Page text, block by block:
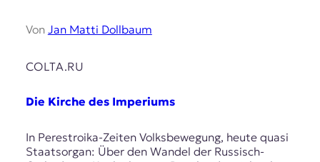
Von Jan Matti Dollbaum
COLTA.RU
Die Kirche des Imperiums
In Perestroika-Zeiten Volksbewegung, heute quasi
Staatsorgan: Über den Wandel der Russisch-